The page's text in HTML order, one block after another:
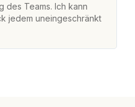
des Teams. Ich kann
jedem uneingeschränkt